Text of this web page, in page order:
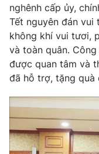
Phim VTV
Hậu trường
Nhân vật
Khán giả
Giải sao mai
Giải trí
Điện ảnh
Âm nhạc
Đời sống
Du lịch
Làm đẹp
Chất lượng cuộc
Giáo dục
Tuyển sinh
Học trực tuyến
Công nghệ
Hitech Công nghệ
nghênh cấp ủy,
Tết nguyên đán
không khí vui tươi,
và toàn quân.
được quan tâm và
đã hỗ trợ, tặng quà